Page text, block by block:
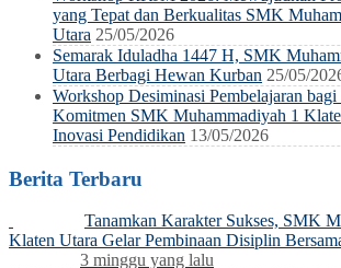
yang Tepat dan Berkualitas SMK
Utara 25/05/2026
Semarak Iduladha 1447 H, SMK
Utara Berbagi Hewan Kurban 25/05/
Workshop Desiminasi Pembelajaran
Komitmen SMK Muhammadiyah 1
Inovasi Pendidikan 13/05/2026
Berita Terbaru
Tanamkan Karakter Sukses, SMK
Klaten Utara Gelar Pembinaan Disiplin
3 minggu yang lalu